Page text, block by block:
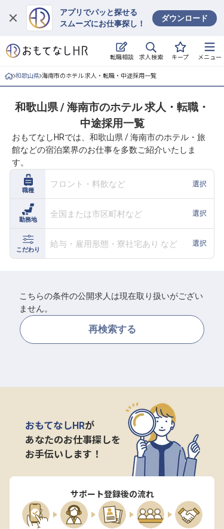
アプリでパッと探せる
スムーズにお仕事探し！
ダウンロード
転職相談 求人検索 キープ メニュー
ログイン
求人・施設を探す
就職・転職 合同説明会
おもてなしHRについて
ご利用の流れ
よくある質問
ホテル・宿泊業界情報コラム
和歌山県 海南市のホテル 求人・転職・中途採用一覧
和歌山県 / 海南市のホテル 求人・転職・
中途採用一覧
おもてなしHRでは、和歌山県 / 海南市のホテル・旅
館などの宿泊業界のお仕事を多数ご紹介いたしま
す。
職種
フロント・料飲など 選択
勤務地
全国または市区町村など 選択
こだわり
給与・雇用形態・寮社宅あり など 選択
こちらの条件の公開求人は現在取り扱いがござい
ません。
再検索する
おもてなしHRが
あなたのお仕事探しを
お手伝いします！
サポート登録後の流れ